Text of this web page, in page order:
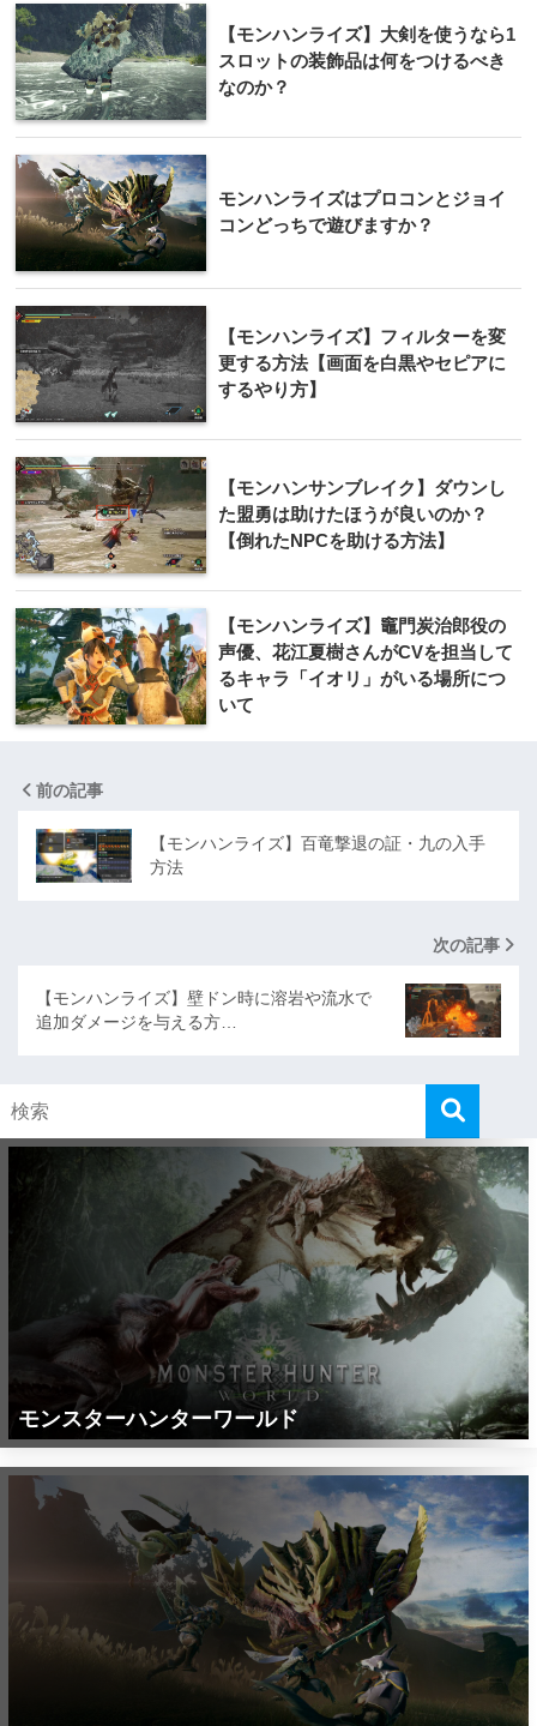
【モンハンライズ】大剣を使うなら1
スロットの装飾品は何をつけるべき
なのか？
モンハンライズはプロコンとジョイ
コンどっちで遊びますか？
【モンハンライズ】フィルターを変
更する方法【画面を白黒やセピアに
するやり方】
【モンハンサンブレイク】ダウンし
た盟勇は助けたほうが良いのか？
【倒れたNPCを助ける方法】
【モンハンライズ】竈門炭治郎役の
声優、花江夏樹さんがCVを担当して
るキャラ「イオリ」がいる場所につ
いて
前の記事
【モンハンライズ】百竜撃退の証・九の入手
方法
次の記事
【モンハンライズ】壁ドン時に溶岩や流水で
追加ダメージを与える方…
モンスターハンターワールド